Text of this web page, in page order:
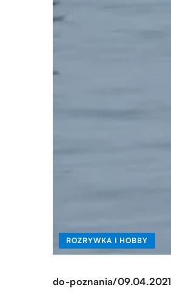
ROZRYWKA I HOBBY
do-poznania/09.04.2021